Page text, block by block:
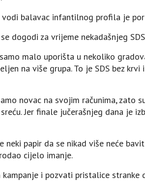
balavac infantilnog profila je
dogodi za vrijeme nekadašnjeg
malo uporišta u nekoliko
na više grupa. To je SDS bez krvi
novac na svojim računima, zato
Jer finale jučerašnjeg dana je
papir da se nikad više neće
cijelo imanje.
i pozvati pristalice stranke